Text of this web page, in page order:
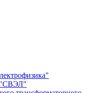
"СВЭЛ"